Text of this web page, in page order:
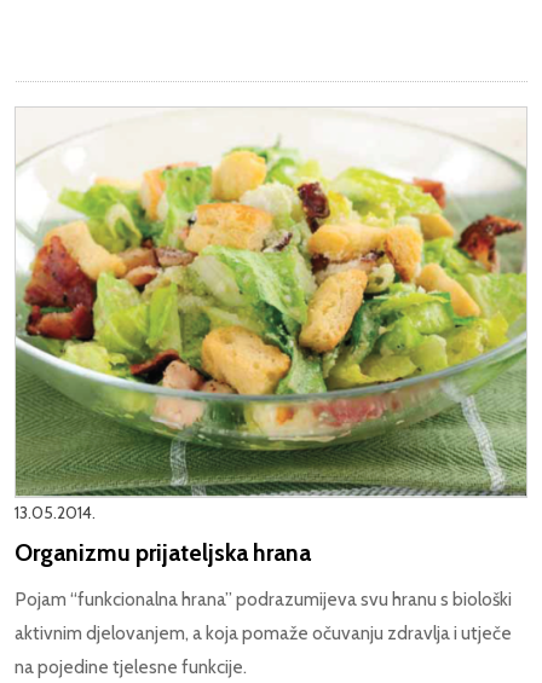
13.05.2014.
Organizmu prijateljska hrana
Pojam “funkcionalna hrana” podrazumijeva svu hranu s biološki
aktivnim djelovanjem, a koja pomaže očuvanju zdravlja i utječe
na pojedine tjelesne funkcije.